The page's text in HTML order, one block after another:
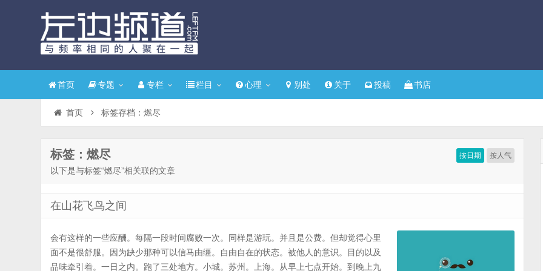
首页 专题 专栏 栏目 心理 别处 关于 投稿 书店
首页 标签存档：燃尽
按日期 按人气
标签：燃尽
以下是与标签“燃尽”相关联的文章
在山花飞鸟之间
会有这样的一些应酬。每隔一段时间腐败一次。同样是游玩。并且是公费。但却觉得心里
面不是很舒服。因为缺少那种可以信马由缰。自由自在的状态。被他人的意识。目的以及
品味牵引着。一日之内。跑了三处地方。小城。苏州。上海。从早上七点开始。到晚上九